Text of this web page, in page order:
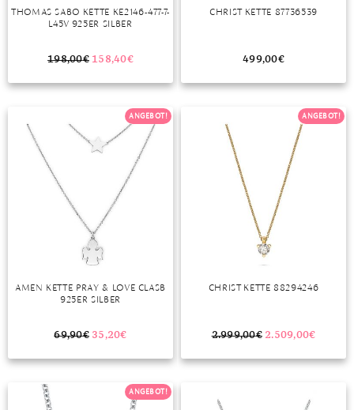
SAPHIR
ZIRKON
THOMAS SABO KETTE KE2146-477-7-
L45V 925ER SILBER
198,00€ 158,40€
CHRIST KETTE 87736539
499,00€
ANGEBOT!
AMEN KETTE PRAY & LOVE CLASB
925ER SILBER
69,90€ 35,20€
ANGEBOT!
CHRIST KETTE 88294246
2.999,00€ 2.509,00€
ANGEBOT!